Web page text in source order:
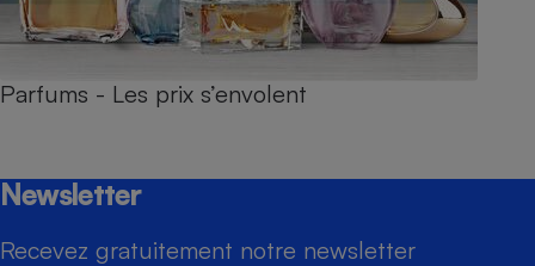
Parfums - Les prix s’envolent
Newsletter
Recevez gratuitement notre newsletter